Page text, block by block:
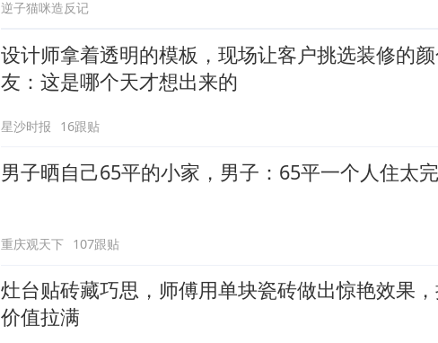
逆子猫咪造反记
设计师拿着透明的模板，现场让客户挑选装修的
友：这是哪个天才想出来的
星沙时报 16跟贴
男子晒自己65平的小家，男子：65平一个人住太
重庆观天下 107跟贴
灶台贴砖藏巧思，师傅用单块瓷砖做出惊艳效果
价值拉满